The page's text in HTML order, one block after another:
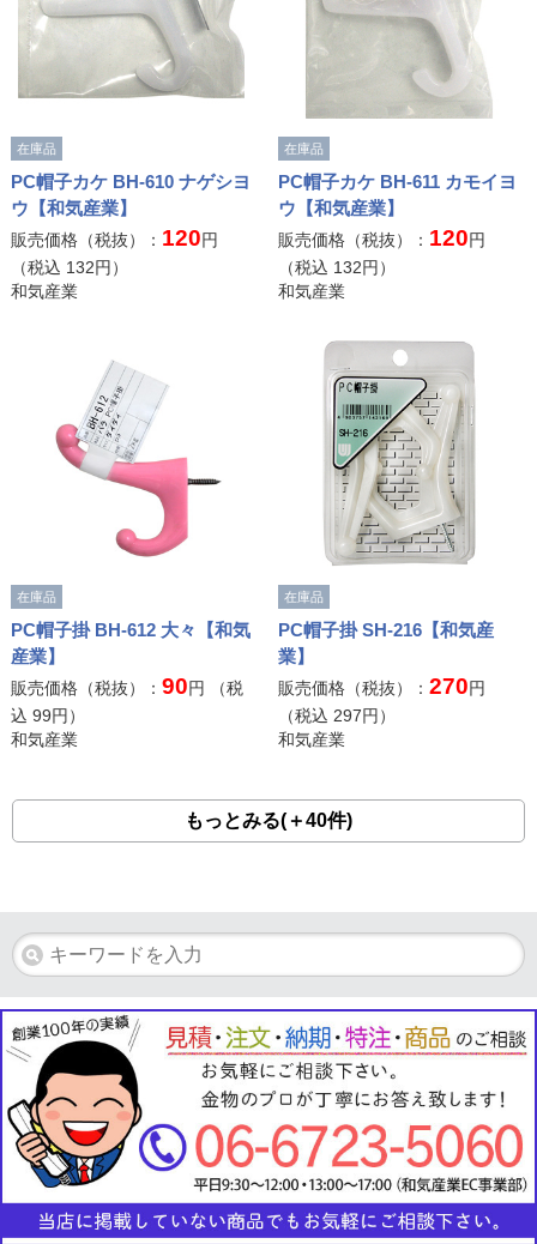
在庫品
PC帽子カケ BH-610 ナゲシヨ
ウ【和気産業】
販売価格（税抜）： 120円
（税込 132円）
和気産業
在庫品
PC帽子カケ BH-611 カモイヨ
ウ【和気産業】
販売価格（税抜）： 120円
（税込 132円）
和気産業
在庫品
PC帽子掛 BH-612 大々【和気
産業】
販売価格（税抜）： 90円 （税
込 99円）
和気産業
在庫品
PC帽子掛 SH-216【和気産
業】
販売価格（税抜）：270円
（税込297円）
和気産業
もっとみる(＋40件)